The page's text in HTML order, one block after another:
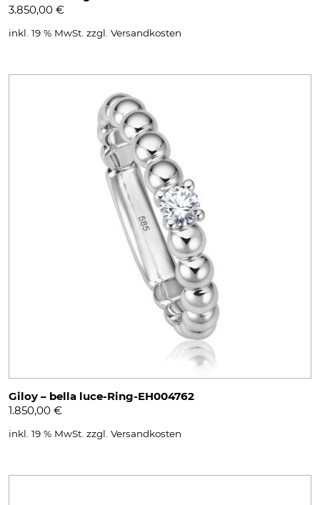
3.850,00 €
inkl. 19 % MwSt. zzgl. Versandkosten
Giloy – bella luce-Ring-EH004762
1.850,00 €
inkl. 19 % MwSt. zzgl. Versandkosten